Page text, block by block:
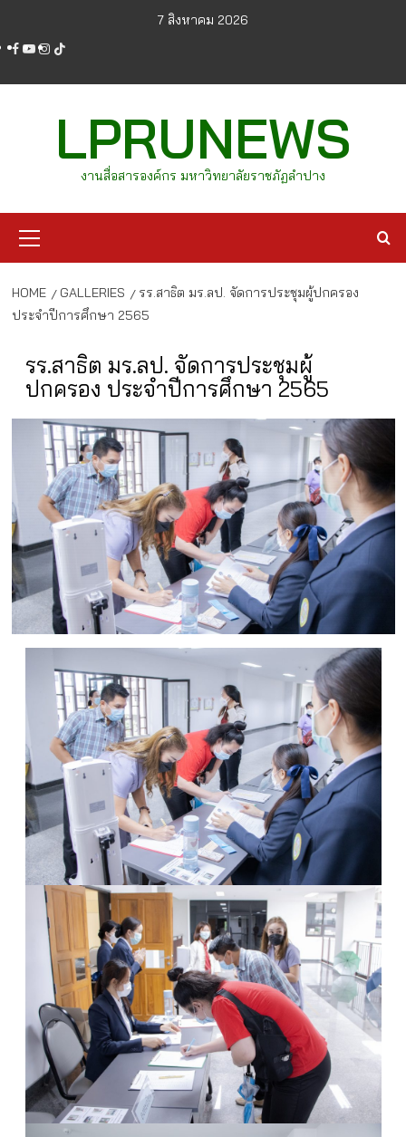
content
7 สิงหาคม 2026
facebook
youtube
instagram
tiktok
LPRUNEWS
งานสื่อสารองค์กร มหาวิทยาลัยราชภัฏลำปาง
Menu
HOME GALLERIES
รร.สาธิต มร.ลป. จัดการประชุมผู้ปกครอง
ประจำปีการศึกษา 2565
รร.สาธิต มร.ลป. จัดการประชุมผู้
ปกครอง ประจำปีการศึกษา 2565